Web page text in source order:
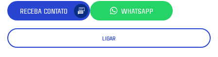
RECEBA CONTATO WHATSAPP
LIGAR